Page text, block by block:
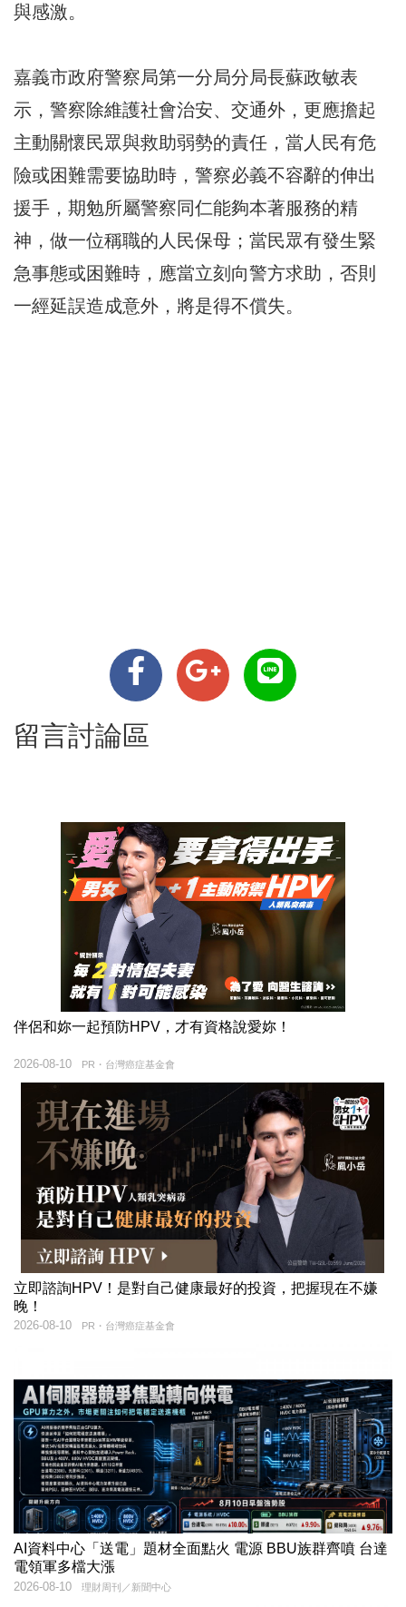
與感激。
嘉義市政府警察局第一分局分局長蘇政敏表
示，警察除維護社會治安、交通外，更應擔起
主動關懷民眾與救助弱勢的責任，當人民有危
險或困難需要協助時，警察必義不容辭的伸出
援手，期勉所屬警察同仁能夠本著服務的精
神，做一位稱職的人民保母；當民眾有發生緊
急事態或困難時，應當立刻向警方求助，否則
一經延誤造成意外，將是得不償失。
留言討論區
伴侶和妳一起預防HPV，才有資格說愛妳！
PR・台灣癌症基金會
2026-08-10
立即諮詢HPV！是對自己健康最好的投資，把握現在不嫌
晚！
PR・台灣癌症基金會
2026-08-10
AI資料中心「送電」題材全面點火 電源 BBU族群齊噴 台達
電領軍多檔大漲
理財周刊／新聞中心
2026-08-10